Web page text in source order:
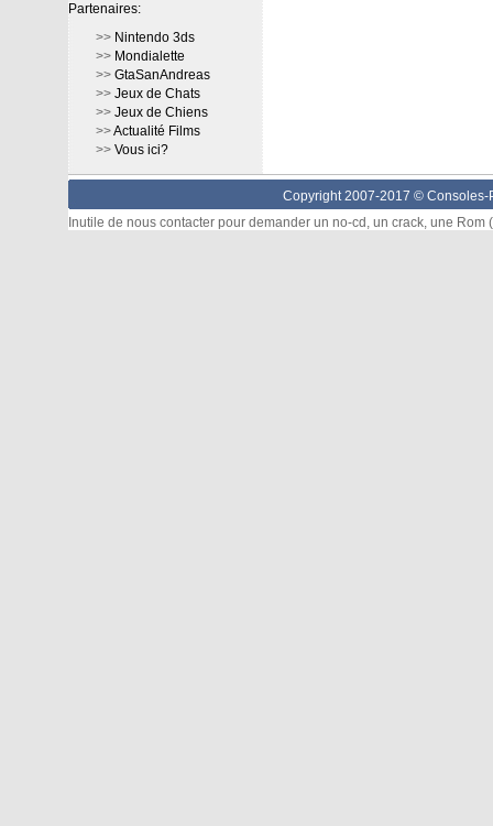
Partenaires:
>> Nintendo 3ds
>> Mondialette
>> GtaSanAndreas
>> Jeux de Chats
>> Jeux de Chiens
>>Actualité Films
>> Vous ici?
Copyright 2007-2017 © Consoles-
Inutile de nous contacter pour demander un no-cd, un crack, une